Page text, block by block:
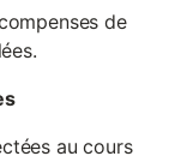
de
au cours